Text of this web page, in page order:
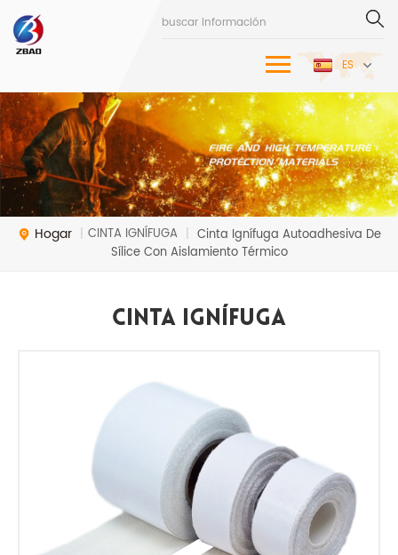
ES
Hogar | CINTA IGNÍFUGA | Cinta Ignífuga Autoadhesiva De
Sílice Con Aislamiento Térmico
CINTA IGNÍFUGA